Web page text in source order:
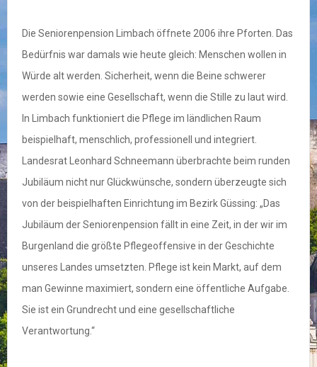
Die Seniorenpension Limbach öffnete 2006 ihre Pforten. Das
Bedürfnis war damals wie heute gleich: Menschen wollen in
Würde alt werden. Sicherheit, wenn die Beine schwerer
werden sowie eine Gesellschaft, wenn die Stille zu laut wird.
In Limbach funktioniert die Pflege im ländlichen Raum
beispielhaft, menschlich, professionell und integriert.
Landesrat Leonhard Schneemann überbrachte beim runden
Jubiläum nicht nur Glückwünsche, sondern überzeugte sich
von der beispielhaften Einrichtung im Bezirk Güssing: „Das
Jubiläum der Seniorenpension fällt in eine Zeit, in der wir im
Burgenland die größte Pflegeoffensive in der Geschichte
unseres Landes umsetzten. Pflege ist kein Markt, auf dem
man Gewinne maximiert, sondern eine öffentliche Aufgabe.
Sie ist ein Grundrecht und eine gesellschaftliche
Verantwortung.“